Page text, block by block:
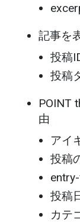
記事を
投稿
投稿
POINT
由
アイ
投稿
投稿
カテ